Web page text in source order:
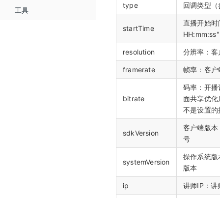
工具 type 回调类型
startTime
直播开始
HH:mm:ss"
resolution 分辨率：
framerate 帧率：客
bitrate
码率：开
面共享优
不是设置
sdkVersion
客户端版
号
systemVersion
操作系统
版本
ip 讲师IP：讲